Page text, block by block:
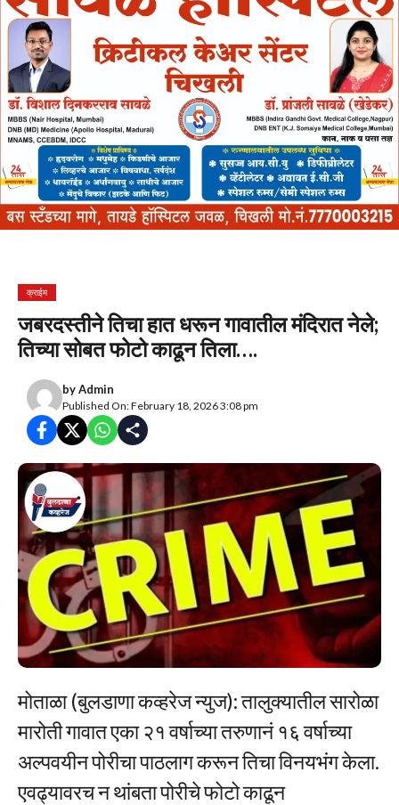
क्राईम
जबरदस्तीने तिचा हात धरून गावातील मंदिरात नेले;
तिच्या सोबत फोटो काढून तिला….
byAdmin
Published On: February 18, 2026 3:08 pm
मोताळा (बुलडाणा कव्हरेज न्युज): तालुक्यातील सारोळा
मारोती गावात एका २१ वर्षाच्या तरुणानं १६ वर्षाच्या
अल्पवयीन पोरीचा पाठलाग करून तिचा विनयभंग केला.
एवढ्यावरच न थांबता पोरीचे फोटो काढून